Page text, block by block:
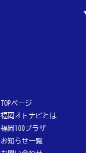
TOPページ
福岡オトナビとは
福岡100プラザ
お知らせ一覧